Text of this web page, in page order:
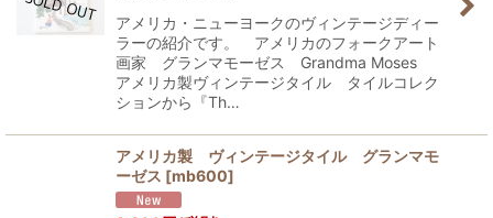
アメリカ・ニューヨークのヴィンテージディー
ラーの紹介です。 アメリカのフォークアート
画家 グランマモーゼス Grandma Moses
アメリカ製ヴィンテージタイル タイルコレク
ションから『Th…
アメリカ製 ヴィンテージタイル グランマモ
ーゼス [mb600]